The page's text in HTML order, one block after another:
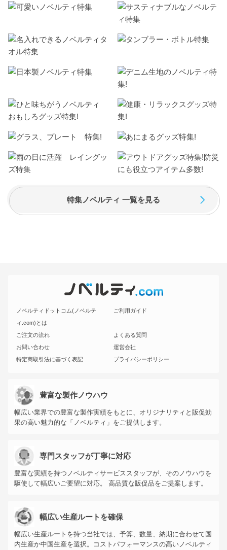
特集ノベルティ 一覧を見る
ノベルティドットコム(ノベルテ
ィ.com)とは
ご利用ガイド
ご注文の流れ
よくある質問
お問い合わせ
運営会社
特定商取引法に基づく表記
プライバシーポリシー
豊富な製作ノウハウ
幅広い業界での豊富な製作実績をもとに、オリジナリティと販促効
果の高い魅力的な「ノベルティ」をご提供します。
専門スタッフが丁寧に対応
豊富な実績を持つノベルティサービススタッフが、そのノウハウを
駆使して幅広いご要望に対応。 高品質な販促品をご提案します。
幅広い生産ルートを確保
幅広い生産ルートを持つ当社では、予算、数量、納期に合わせて国
内生産か中国生産を選択。コストパフォーマンスの高いノベルティ